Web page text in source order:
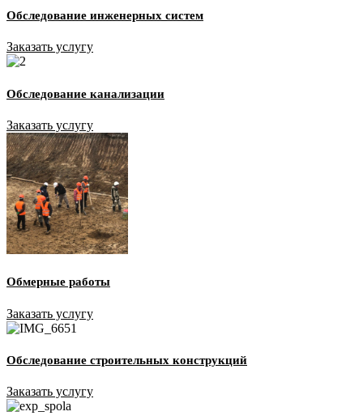
Обследование инженерных систем
Заказать услугу
Обследование канализации
Заказать услугу
Обмерные работы
Заказать услугу
Обследование строительных конструкций
Заказать услугу